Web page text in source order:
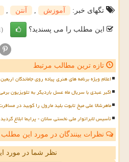
تگهای خبر:
آموزش , آنتن ,
این مطلب را می پسندید؟ (1)
تازه ترین مطالب مرتبط
اعلام ویژه برنامه های هنری پیاده روی جاماندگان
اکبر عبدی با سریال ماه عسل باردیگر به تلویزیون
ماهرشالا علی میخ تابوت بلید مارول را کوبید در
تأسیس لابراتوار ملی نخستی سانان - پرایما ابلاغ گردید
نظرات بینندگان در مورد این مطلب
نظر شما در مورد